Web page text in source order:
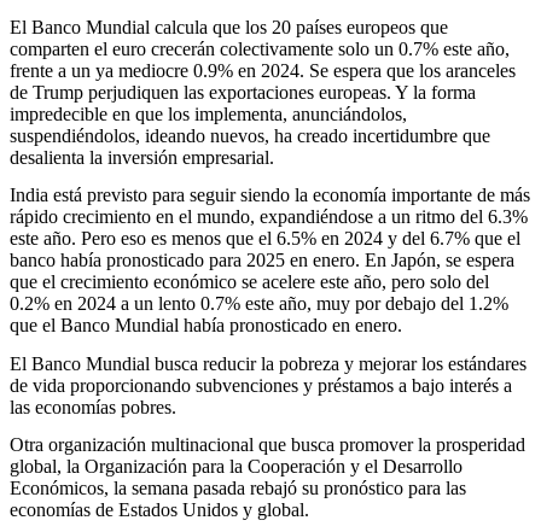
El Banco Mundial calcula que los 20 países europeos que
comparten el euro crecerán colectivamente solo un 0.7% este año,
frente a un ya mediocre 0.9% en 2024. Se espera que los aranceles
de Trump perjudiquen las exportaciones europeas. Y la forma
impredecible en que los implementa, anunciándolos,
suspendiéndolos, ideando nuevos, ha creado incertidumbre que
desalienta la inversión empresarial.
India está previsto para seguir siendo la economía importante de más
rápido crecimiento en el mundo, expandiéndose a un ritmo del 6.3%
este año. Pero eso es menos que el 6.5% en 2024 y del 6.7% que el
banco había pronosticado para 2025 en enero. En Japón, se espera
que el crecimiento económico se acelere este año, pero solo del
0.2% en 2024 a un lento 0.7% este año, muy por debajo del 1.2%
que el Banco Mundial había pronosticado en enero.
El Banco Mundial busca reducir la pobreza y mejorar los estándares
de vida proporcionando subvenciones y préstamos a bajo interés a
las economías pobres.
Otra organización multinacional que busca promover la prosperidad
global, la Organización para la Cooperación y el Desarrollo
Económicos, la semana pasada rebajó su pronóstico para las
economías de Estados Unidos y global.